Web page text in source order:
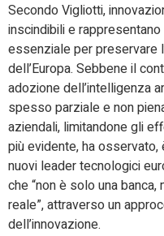
Secondo Vigliotti,
inscindibili e
essenziale per preservare
dell’Europa. Sebbene il
adozione dell’intelligenza
spesso parziale e non
aziendali, limitandone gli
più evidente, ha
nuovi leader tecnologici
che “non è solo una
reale”, attraverso un
dell’innovazione.